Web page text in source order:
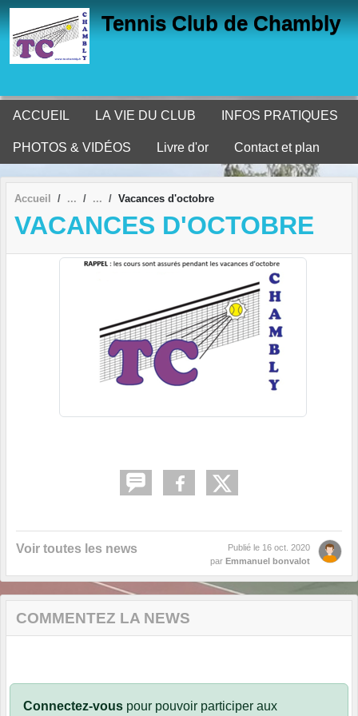
Tennis Club de Chambly
ACCUEIL LA VIE DU CLUB INFOS PRATIQUES
PHOTOS & VIDÉOS Livre d'or Contact et plan
Accueil Vacances d'octobre
VACANCES D'OCTOBRE
Voir toutes les news Publié le 16 oct. 2020
par Emmanuel bonvalot
COMMENTEZ LA NEWS
Connectez-vous pour pouvoir participer aux
Panneau de gestion des cookies